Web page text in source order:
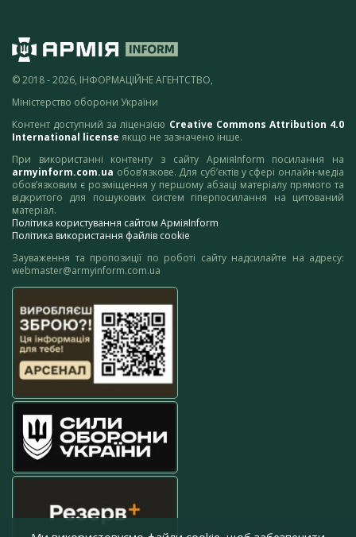
© 2018 - 2026, ІНФОРМАЦІЙНЕ АГЕНТСТВО,
Міністерство оборони України
Контент доступний за ліцензією Creative Commons Attribution 4.0
International license якщо не зазначено інше.
При використанні контенту з сайту АрміяInform посилання на
armyinform.com.ua обов’язкове. Для суб’єктів у сфері онлайн-медіа
обов’язковим є розміщення у першому абзаці матеріалу прямого та
відкритого для пошукових систем гіперпосилання на цитований
матеріал.
Політика користування сайтом АрміяInform
Політика використання файлів cookie
Зауваження та пропозиції по роботі сайту надсилайте на адресу:
webmaster@armyinform.com.ua